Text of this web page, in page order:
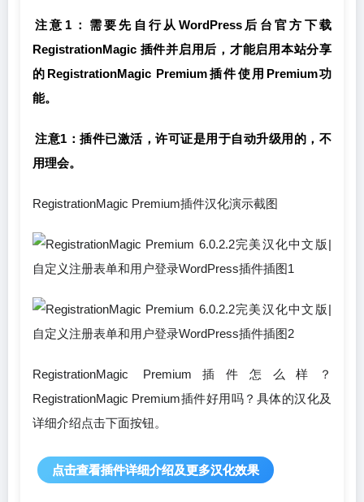
注意1：需要先自行从WordPress后台官方下载
RegistrationMagic 插件并启用后，才能启用本站分享
的RegistrationMagic Premium插件使用Premium功
能。
注意1：插件已激活，许可证是用于自动升级用的，不
用理会。
RegistrationMagic Premium插件汉化演示截图
RegistrationMagic Premium插件怎么样？
RegistrationMagic Premium插件好用吗？具体的汉化及
详细介绍点击下面按钮。
点击查看插件详细介绍及更多汉化效果